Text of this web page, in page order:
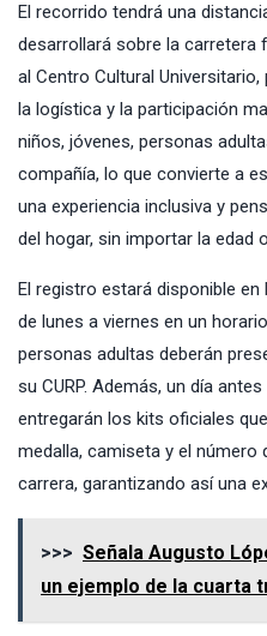
El recorrido tendrá una
desarrollará sobre la carretera
al Centro Cultural
la logística y la participación
niños, jóvenes, personas
compañía, lo que convierte a
una experiencia inclusiva y
del hogar, sin importar la edad
El registro estará disponible
de lunes a viernes en un
personas adultas deberán
su CURP. Además, un día
entregarán los kits oficiales
medalla, camiseta y el número
carrera, garantizando así una
>>> Señala Augusto
un ejemplo de la cuarta